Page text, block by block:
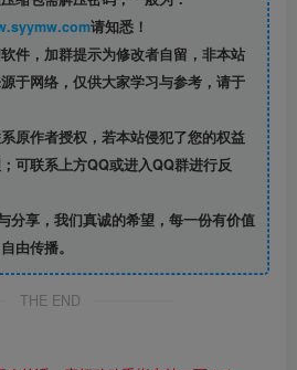
丨 www.syymw.com请知悉！
件，加群提示为修改者自留， 非本站
于网络，仅供大家学习与参考，请于
原作者授权，若本站侵犯了您的权益
可联系上方QQ或进入QQ群进行反
分享，我们真诚的希望，每一份有价值
由传播。
THE END